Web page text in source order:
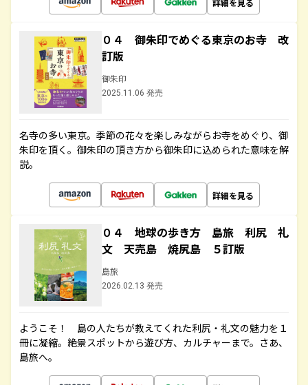
０４ 御朱印でめぐる東京のお寺 改
訂版
御朱印
2025.11.06 発売
名寺の多い東京。季節の花々を楽しみながらお寺をめぐり、御
朱印を頂く。御朱印の頂き方から御朱印に込められた意味を解
説。
詳細を見る
０４ 地球の歩き方 島旅 利尻 礼
文 天売島 焼尻島 ５訂版
島旅
2026.02.13 発売
ようこそ！ 島の人たちが教えてくれた利尻・礼文の魅力を１
冊に凝縮。絶景スポットから遊び方、カルチャーまで。さあ、
島旅へ。